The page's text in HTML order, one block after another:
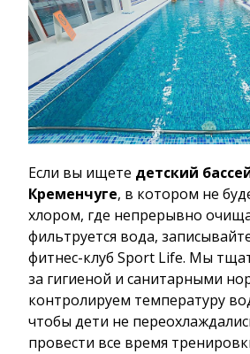
Если вы ищете детский
Кременчуге, в котором не
хлором, где непрерывно
фильтруется вода,
фитнес-клуб Sport Life. Мы
за гигиеной и санитарными
контролируем температуру
чтобы дети не
провести все время